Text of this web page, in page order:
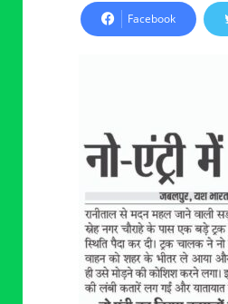
Facebook